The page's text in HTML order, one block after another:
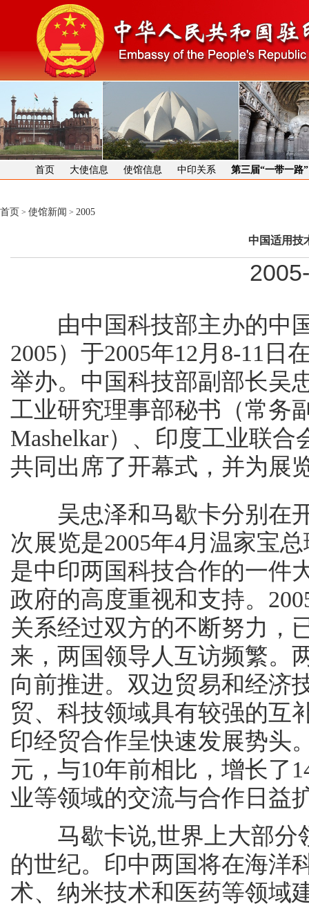
首页 大使信息 使馆信息 中印关系 第三届“一带一路
首页 > 使馆新闻 > 2005
中国适用技
由中国科技部主办的中国
2005）于2005年12月8-11
举办。中国科技部副部长吴
工业研究理事部秘书（常务
Mashelkar）、印度工业联合
共同出席了开幕式，并为展
吴忠泽和马歇卡分别在开
次展览是2005年4月温家宝
是中印两国科技合作的一件
政府的高度重视和支持。
关系经过双方的不断努力，
来，两国领导人互访频繁。
向前推进。双边贸易和经济
贸、科技领域具有较强的互
印经贸合作呈快速发展势头
元，与10年前相比，增长了
业等领域的交流与合作日益
马歇卡说,世界上大部分
的世纪。印中两国将在海洋
术、纳米技术和医药等领域